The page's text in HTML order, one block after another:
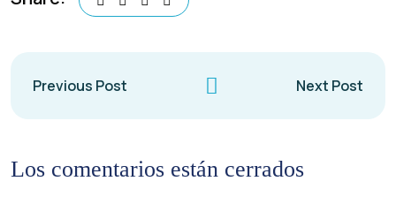
Previous Post Next Post
Los comentarios están cerrados